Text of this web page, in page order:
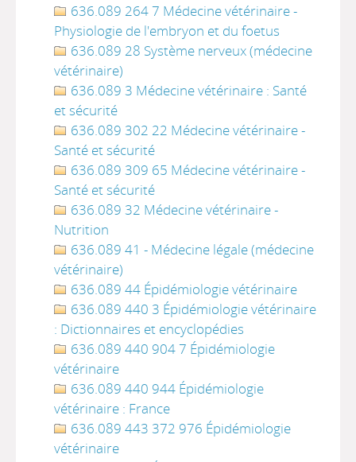
636.089 264 7 Médecine vétérinaire -
Physiologie de l'embryon et du foetus
636.089 28 Système nerveux (médecine
vétérinaire)
636.089 3 Médecine vétérinaire : Santé
et sécurité
636.089 302 22 Médecine vétérinaire -
Santé et sécurité
636.089 309 65 Médecine vétérinaire -
Santé et sécurité
636.089 32 Médecine vétérinaire -
Nutrition
636.089 41 - Médecine légale (médecine
vétérinaire)
636.089 44 Épidémiologie vétérinaire
636.089 440 3 Épidémiologie vétérinaire
: Dictionnaires et encyclopédies
636.089 440 904 7 Épidémiologie
vétérinaire
636.089 440 944 Épidémiologie
vétérinaire : France
636.089 443 372 976 Épidémiologie
vétérinaire